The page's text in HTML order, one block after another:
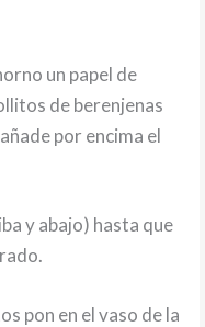
un papel de
de berenjenas
por encima el
y abajo) hasta que
pon en el vaso de la